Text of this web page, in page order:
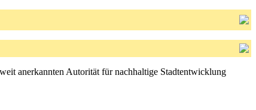
anerkannten Autorität für nachhaltige Stadtentwicklung